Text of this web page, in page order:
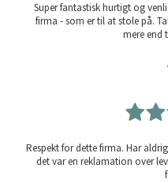
Super fantastisk hurtigt og
firma - som er til at stole på.
mere end
Respekt for dette firma. Har
det var en reklamation over